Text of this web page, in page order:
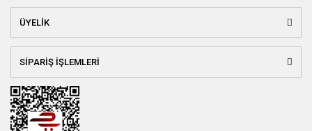
ÜYELİK
SİPARİŞ İŞLEMLERİ